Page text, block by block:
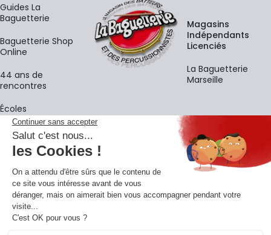
Guides La
Baguetterie
Baguetterie Shop
Online
44 ans de
rencontres
Écoles
Magasins
Indépendants
Licenciés
La Baguetterie
Marseille
La newsletter
Adresse e-mail
En vous inscrivant à notre newsletter, vous acceptez notre
confidentialité.
Retrouvons-nous sur